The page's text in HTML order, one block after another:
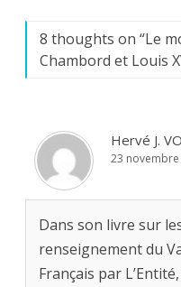
8 thoughts on “Le
Chambord et Louis
Hervé J.
23 novembre
Dans son livre sur
renseignement du
Français par